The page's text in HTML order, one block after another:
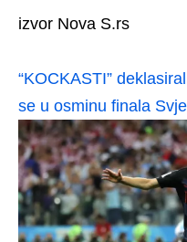
izvor Nova S.rs
“KOCKASTI”
se u osminu finala